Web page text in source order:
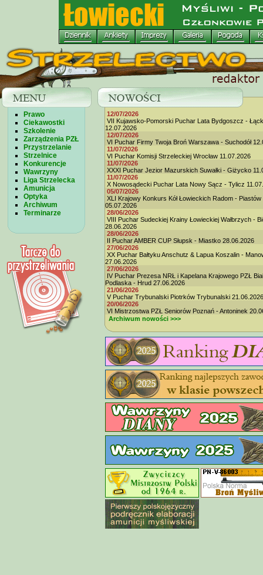
Prawo
Ciekawostki
Szkolenie
Zarządzenia PZŁ
Przystrzelanie
Strzelnice
Konkurencje
Wawrzyny
Liga Strzelecka
Amunicja
Optyka
Archiwum
Terminarze
12/07/2026
VII Kujawsko-Pomorski Puchar Lata Bydgoszcz -
12.07.2026
12/07/2026
VI Puchar Firmy Twoja Broń Warszawa - Suchodół
11/07/2026
VI Puchar Komisji Strzeleckiej Wrocław 11.07.2026
11/07/2026
XXXI Puchar Jezior Mazurskich Suwałki - Giżycko
11/07/2026
X Nowosądecki Puchar Lata Nowy Sącz - Tylicz
05/07/2026
XLI Krajowy Konkurs Kół Łowieckich Radom - Piastów
05.07.2026
28/06/2026
VIII Puchar Sudeckiej Krainy Łowieckiej Wałbrzych -
28.06.2026
28/06/2026
II Puchar AMBER CUP Słupsk - Miastko 28.06.2026
27/06/2026
XX Puchar Bałtyku Anschutz & Lapua Koszalin -
27.06.2026
27/06/2026
IV Puchar Prezesa NRŁ i Kapelana Krajowego PZŁ
Podlaska - Hrud 27.06.2026
21/06/2026
V Puchar Trybunalski Piotrków Trybunalski 21.06.2026
20/06/2026
VI Mistrzostwa PZŁ Seniorów Poznań - Antoninek
Archiwum nowości >>>